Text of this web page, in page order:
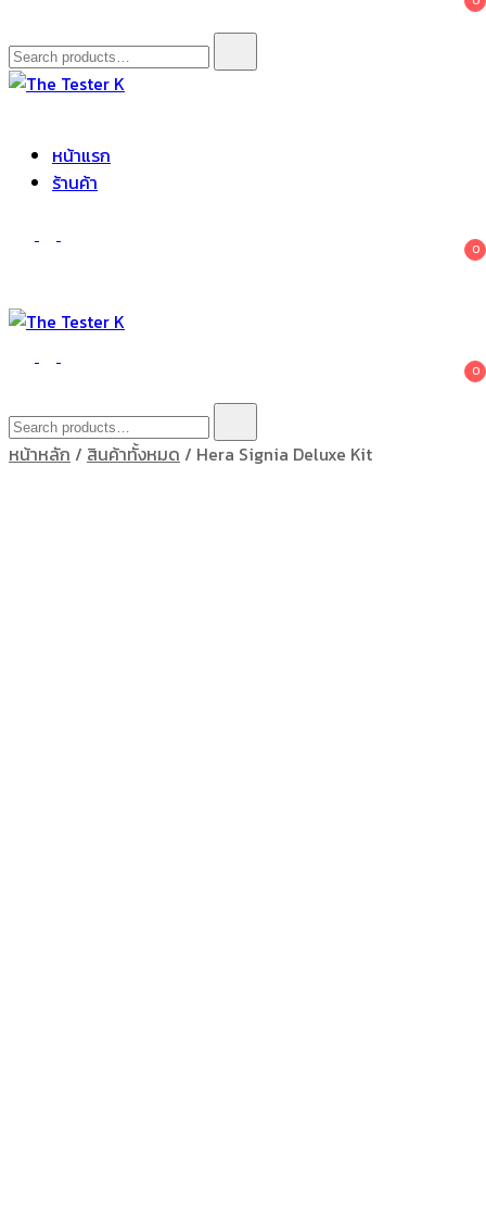
Search
for:
หน้าแรก
ร้านค้า
0
The Tester K
Korean cosmetics 0
Search
for:
หน้าหลัก / สินค้าทั้งหมด / Hera Signia Deluxe Kit